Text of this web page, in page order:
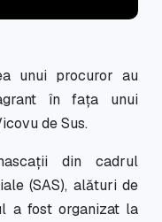
unui procuror au
în fața unui
de Sus.
din cadrul
(SAS), alături de
a fost organizat la